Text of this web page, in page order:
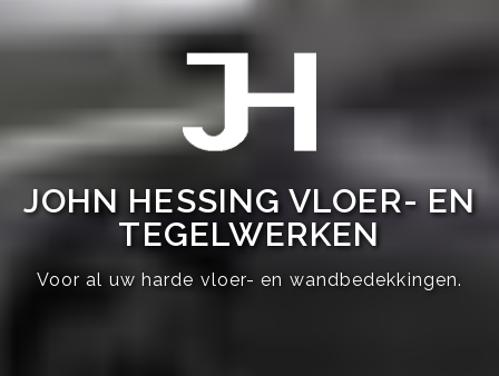
JOHN HESSING VLOER- EN
TEGELWERKEN
Voor al uw harde vloer- en wandbedekkingen.